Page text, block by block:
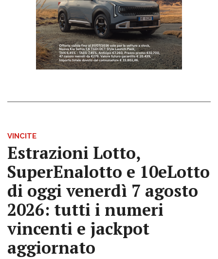
VINCITE
Estrazioni Lotto,
SuperEnalotto e 10eLotto
di oggi venerdì 7 agosto
2026: tutti i numeri
vincenti e jackpot
aggiornato